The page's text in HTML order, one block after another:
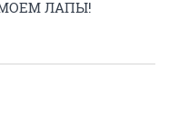
ЛАПЫ!